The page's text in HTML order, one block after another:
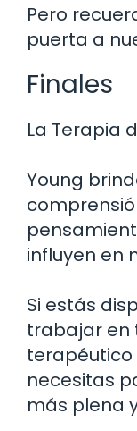
Pero
puerta a
Finales
La Terapia
Young
influyen en
Si estás
trabajar en
terapéutico
necesitas
más plena